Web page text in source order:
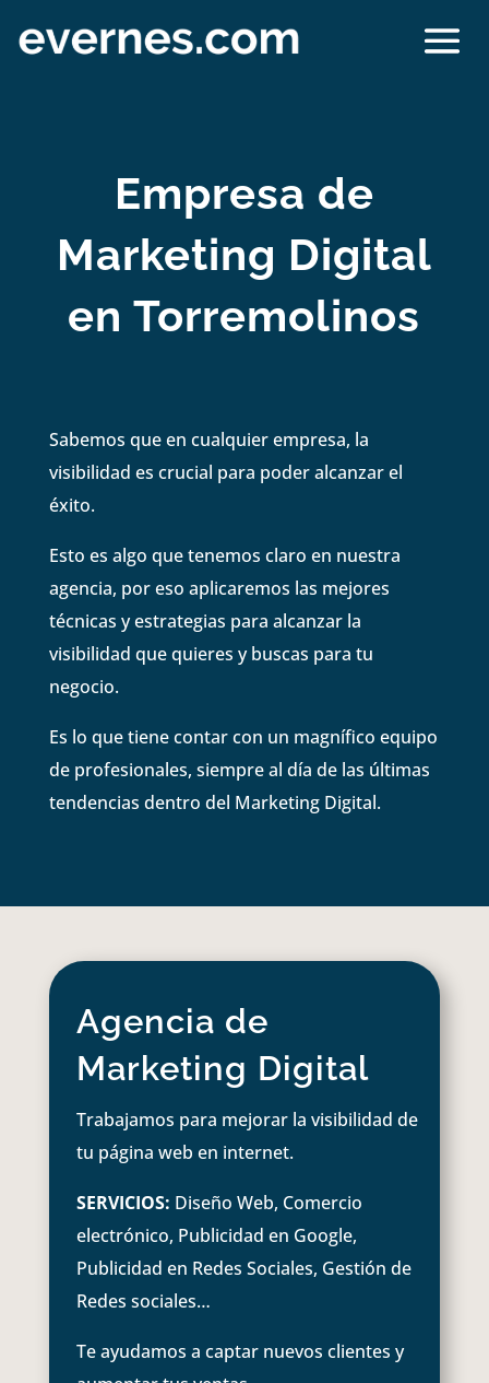
Empresa de
Marketing Digital
en Torremolinos
Sabemos que en cualquier empresa, la
visibilidad es crucial para poder alcanzar el
éxito.
Esto es algo que tenemos claro en nuestra
agencia, por eso aplicaremos las mejores
técnicas y estrategias para alcanzar la
visibilidad que quieres y buscas para tu
negocio.
Es lo que tiene contar con un magnífico equipo
de profesionales, siempre al día de las últimas
tendencias dentro del Marketing Digital.
Agencia de
Marketing Digital
Trabajamos para mejorar la visibilidad de
tu página web en internet.
SERVICIOS: Diseño Web, Comercio
electrónico, Publicidad en Google,
Publicidad en Redes Sociales, Gestión de
Redes sociales…
Te ayudamos a captar nuevos clientes y